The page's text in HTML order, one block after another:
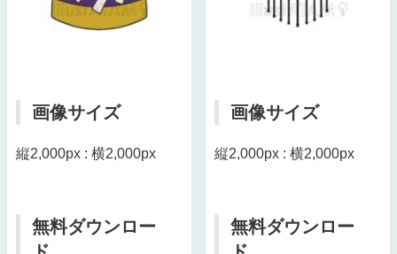
画像サイズ
縦2,000px : 横2,000px
無料ダウンロー
画像サイズ
縦2,000px : 横2,000px
無料ダウンロー